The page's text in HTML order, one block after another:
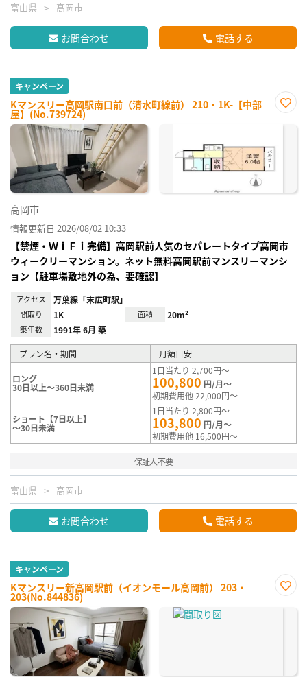
富山県 高岡市
お問合わせ 電話する
キャンペーン
Kマンスリー高岡駅南口前（清水町線前） 210・1K-【中部
屋】(No.739724)
に入
高岡市
情報更新日 2026/08/02 10:33
【禁煙・ＷｉＦｉ完備】高岡駅前人気のセパレートタイプ高岡市
ウィークリーマンション。ネット無料高岡駅前マンスリーマンシ
ョン【駐車場敷地外の為、要確認】
アクセス 万葉線「末広町駅」
間取り 1K 面積 20m²
築年数 1991年 6月 築
プラン名・期間 月額目安
ロング
30日以上～360日未満
1日当たり 2,700円～
100,800 円/月～
初期費用他 22,000円～
ショート【7日以上】
～30日未満
1日当たり 2,800円～
103,800 円/月～
初期費用他 16,500円～
保証人不要
富山県 高岡市
お問合わせ 電話する
キャンペーン
Kマンスリー新高岡駅前（イオンモール高岡前） 203・
203(No.844836)
に入